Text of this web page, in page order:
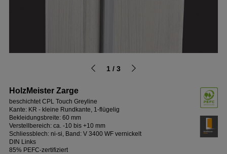
1 / 3
HolzMeister Zarge
beschichtet CPL Touch Greyline
Kante: KR - kleine Rundkante, 1-flügelig
Bekleidungsbreite: 60 mm
Verstellbereich: ca. -10 bis +10 mm
Schliessblech: ni-si, Band: V 3400 WF vernickelt
DIN Links
85% PEFC-zertifiziert